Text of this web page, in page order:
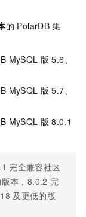
的 PolarDB 集
MySQL 版 5.6、
MySQL 版 5.7、
MySQL 版 8.0.1
完全兼容社区
本，8.0.2 完
及更低的版